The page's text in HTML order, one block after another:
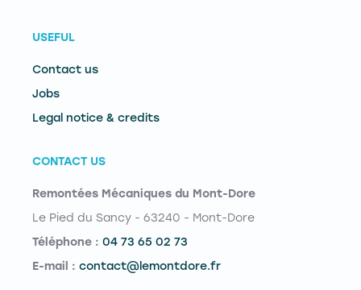
USEFUL
Contact us
Jobs
Legal notice & credits
CONTACT US
Remontées Mécaniques du Mont-Dore
Le Pied du Sancy - 63240 - Mont-Dore
Téléphone : 04 73 65 02 73
E-mail : contact@lemontdore.fr